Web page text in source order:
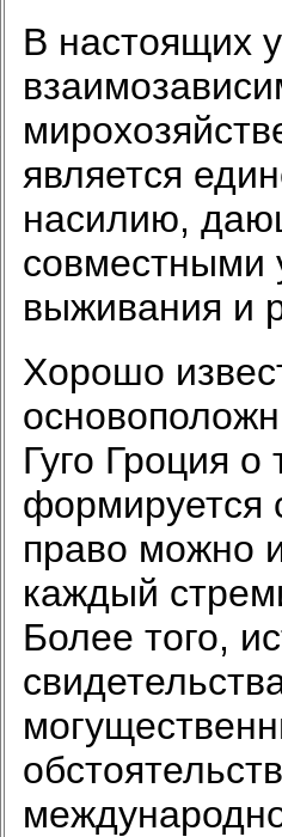
В настоящих
является
насилию,
совместными
выживания и
Хорошо
Гуго Гроция
формируется
право можно
каждый
Более того,